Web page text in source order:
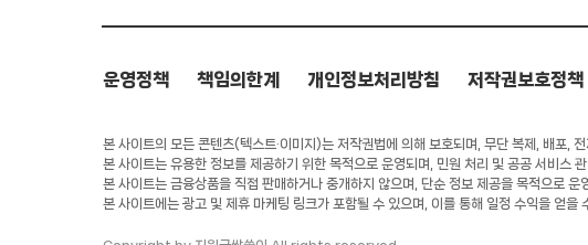
운영정책 책임의한계 개인정보처리방침 저작권보호정책
본 사이트의 모든 콘텐츠(텍스트·이미지)는 저작권법에 의해 보호되며, 무단 복제, 배포,
본 사이트는 유용한 정보를 제공하기 위한 목적으로 운영되며, 민원 처리 및 공공 서비스
본 사이트는 금융상품을 직접 판매하거나 중개하지 않으며, 단순 정보 제공을 목적으로 운
본 사이트에는 광고 및 제휴 마케팅 링크가 포함될 수 있으며, 이를 통해 일정 수익을 얻을